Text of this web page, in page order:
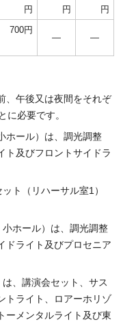
円
円
円
700円
― ―
、午後又は夜間をそれぞ
に必要です。
ホール）は、調光調整
ト及びフロントサイドラ
ト（リハーサル室1）
ホール）は、調光調整
ドライト及びプロセニア
、講演会セット、サス
トライト、ロアーホリゾ
ーメンタルライト及び東